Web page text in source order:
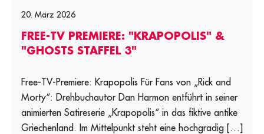
20. März 2026
FREE-TV PREMIERE: "KRAPOPOLIS" &
"GHOSTS STAFFEL 3"
Free-TV-Premiere: Krapopolis Für Fans von „Rick and
Morty“: Drehbuchautor Dan Harmon entführt in seiner
animierten Satireserie „Krapopolis“ in das fiktive antike
Griechenland. Im Mittelpunkt steht eine hochgradig […]